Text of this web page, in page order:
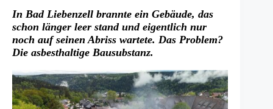
In Bad Liebenzell brannte ein Gebäude, das
schon länger leer stand und eigentlich nur
noch auf seinen Abriss wartete. Das Problem?
Die asbesthaltige Bausubstanz.